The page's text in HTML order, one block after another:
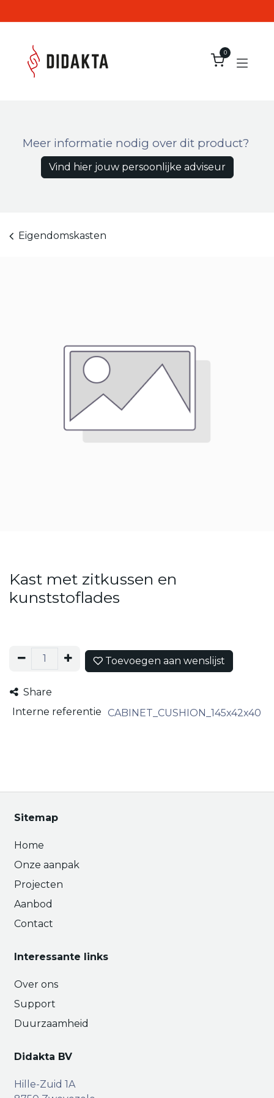
0
Meer informatie nodig over dit product?
Vind hier jouw persoonlijke adviseur
Eigendomskasten
Kast met zitkussen en
kunststoflades
Toevoegen aan wenslijst
Share
Interne referentie
CABINET_CUSHION_145x42x40
Sitemap
Home
Onze aanpak
Projecten
Aanbod
Contact
Interessante links
Over ons
Support
Duurzaamheid
Didakta BV
Hille-Zuid 1A